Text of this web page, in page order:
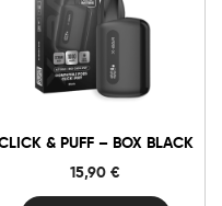
& PUFF – BOX BLACK
15,90€
Puff
quantità